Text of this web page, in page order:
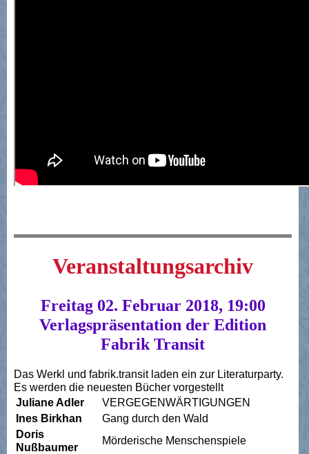
Veranstaltungsarchiv
Freitag 02. Februar 2018, 19:00
Verlagspräsentation der Edition
Fabrik Transit
Das Werkl und fabrik.transit laden ein zur Literaturparty.
Es werden die neuesten Bücher vorgestellt
Juliane Adler
VERGEGENWÄRTIGUNGEN
Ines Birkhan
Gang durch den Wald
Doris
Nußbaumer
Mörderische Menschenspiele